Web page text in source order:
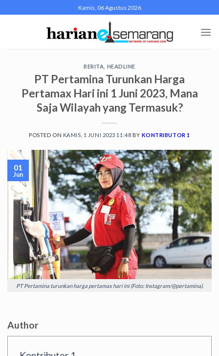
to
Kamis, 06 Agustus 2026
BERITA HEADLINE
PT Pertamina Turunkan Harga
Pertamax Hari ini 1 Juni 2023, Mana
Saja Wilayah yang Termasuk?
POSTED ON KAMIS, 1 JUNI 2023 11:48 BY KONTRIBUTOR 1
PT Pertamina turunkan harga pertamax hari ini (Foto: Instagram/@pertamina).
01
Jun
Author